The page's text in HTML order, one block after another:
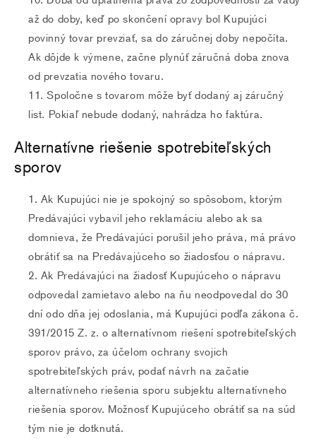
až do doby, keď po skončení opravy bol Kupujúci
povinný tovar prevziať, sa do záručnej doby nepočíta.
Ak dôjde k výmene, začne plynúť záručná doba znova
od prevzatia nového tovaru.
Spoločne s tovarom môže byť dodaný aj záručný
list. Pokiaľ nebude dodaný, nahrádza ho faktúra.
Alternatívne riešenie spotrebiteľských
sporov
Ak Kupujúci nie je spokojný so spôsobom, ktorým
Predávajúci vybavil jeho reklamáciu alebo ak sa
domnieva, že Predávajúci porušil jeho práva, má právo
obrátiť sa na Predávajúceho so žiadosťou o nápravu.
Ak Predávajúci na žiadosť Kupujúceho o nápravu
odpovedal zamietavo alebo na ňu neodpovedal do 30
dní odo dňa jej odoslania, má Kupujúci podľa zákona č.
391/2015 Z. z. o alternatívnom riešení spotrebiteľských
sporov právo, za účelom ochrany svojich
spotrebiteľských práv, podať návrh na začatie
alternatívneho riešenia sporu subjektu alternatívneho
riešenia sporov. Možnosť Kupujúceho obrátiť sa na súd
tým nie je dotknutá.